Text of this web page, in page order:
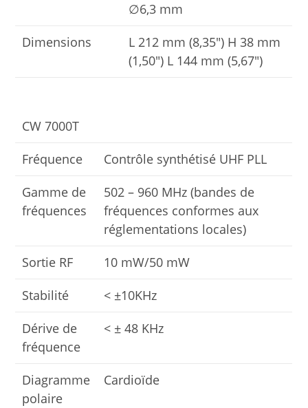
∅6,3 mm
Dimensions
L 212 mm (8,35″) H 38 mm
(1,50″) L 144 mm (5,67″)
CW 7000T
Fréquence
Contrôle synthétisé UHF PLL
Gamme de
fréquences
502 – 960 MHz (bandes de
fréquences conformes aux
réglementations locales)
Sortie RF
10 mW/50 mW
Stabilité
< ±10KHz
Dérive de
fréquence
< ± 48 KHz
Diagramme
polaire
Cardioïde